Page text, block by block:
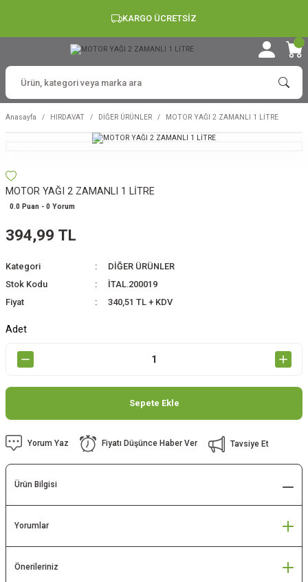
KARGO ÜCRETSİZ
Anasayfa HIRDAVAT DİĞER ÜRÜNLER MOTOR YAĞI 2 ZAMANLI 1 LİTRE
MOTOR YAĞI 2 ZAMANLI 1 LİTRE
0.0 Puan - 0 Yorum
394,99 TL
Kategori
DİĞER ÜRÜNLER
Stok Kodu
İTAL.200019
Fiyat
340,51 TL + KDV
Adet
Sepete Ekle
Yorum Yaz Fiyatı Düşünce Haber Ver Tavsiye Et
Ürün Bilgisi
Yorumlar
Önerileriniz